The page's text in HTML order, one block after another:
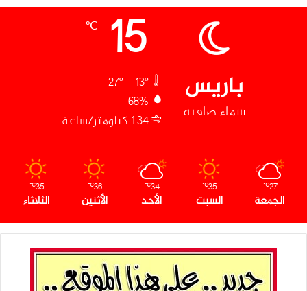
باريس
سماء صافية
15
℃
68%
1.34 كيلومتر/ساعة
27
℃
الجمعة
35
℃
السبت
34
℃
الأحد
36
℃
الأثنين
35
℃
الثلاثاء